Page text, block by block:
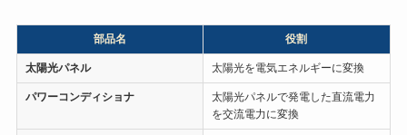
部品名 役割
太陽光パネル 太陽光を電気エネルギーに変換
パワーコンディショナ
太陽光パネルで発電した直流電力
を交流電力に変換